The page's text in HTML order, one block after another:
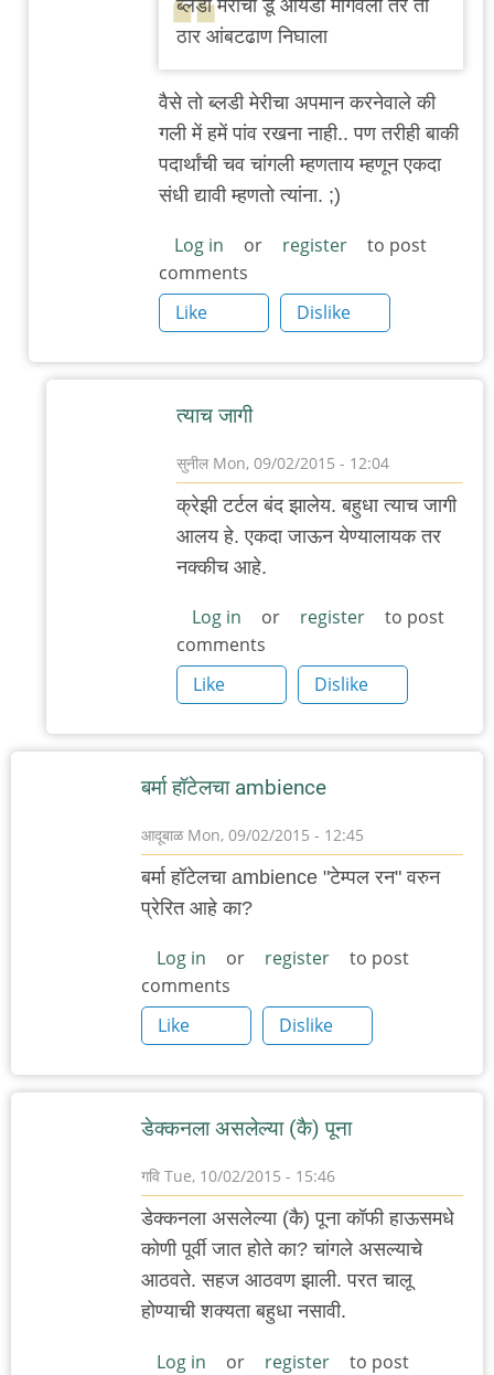
बँग्कॉक
स्ट्रीट
by
सुनील
ब्लडी मेरीचा डू आयडी मागवला तर तो
ठार आंबटढाण निघाला
वैसे तो ब्लडी मेरीचा अपमान करनेवाले की
गली में हमें पांव रखना नाही.. पण तरीही बाकी
पदार्थांची चव चांगली म्हणताय म्हणून एकदा
संधी द्यावी म्हणतो त्यांना. ;)
Log in or register
to post
comments
Like
Dislike
त्याच जागी
सुनील Mon, 09/02/2015 - 12:04
In
reply
आहे
हो
हे?
क्रेझी
by
क्रेझी टर्टल बंद झालेय. बहुधा त्याच जागी
आलय हे. एकदा जाऊन येण्यालायक तर
नक्कीच आहे.
Log in or register
to post
comments
Like
Dislike
बर्मा हॉटेलचा ambience
आदूबाळMon, 09/02/2015 - 12:45
बर्मा हॉटेलचा ambience "टेम्पल रन" वरुन
प्रेरित आहे का?
Log in or register
to post
comments
Like
Dislike
डेक्कनला असलेल्या (कै) पूना
गवि Tue, 10/02/2015 - 15:46
डेक्कनला असलेल्या (कै) पूना कॉफी हाऊसमधे
कोणी पूर्वी जात होते का? चांगले असल्याचे
आठवते. सहज आठवण झाली. परत चालू
होण्याची शक्यता बहुधा नसावी.
Log in or register
to post